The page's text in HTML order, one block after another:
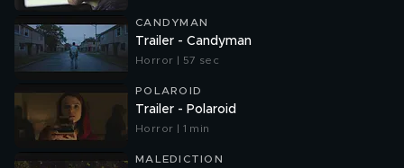
CANDYMAN
Trailer - Candyman
Horror | 57 sec
POLAROID
Trailer - Polaroid
Horror | 1 min
MALEDICTION